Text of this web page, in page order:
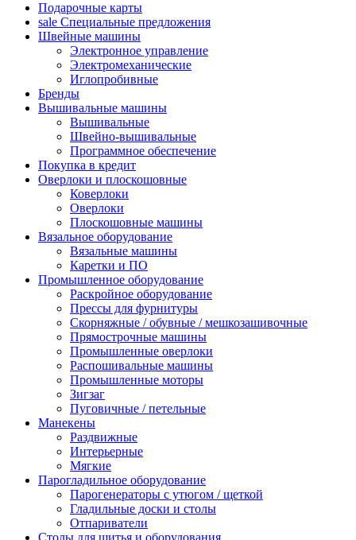
Подарочные карты
sale Специальные предложения
Швейные машины
Электронное управление
Электромеханические
Иглопробивные
Бренды
Вышивальные машины
Вышивальные
Швейно-вышивальные
Программное обеспечение
Покупка в кредит
Оверлоки и плоскошовные
Коверлоки
Оверлоки
Плоскошовные машины
Вязальное оборудование
Вязальные машины
Каретки и ПО
Промышленное оборудование
Раскройное оборудование
Прессы для фурнитуры
Скорняжные / обувные / мешкозашивочные
Прямострочные машины
Промышленные оверлоки
Распошивальные машины
Промышленные моторы
Зигзаг
Пуговичные / петельные
Манекены
Раздвижные
Интерьерные
Мягкие
Парогладильное оборудование
Парогенераторы с утюгом / щеткой
Гладильные доски и столы
Отпариватели